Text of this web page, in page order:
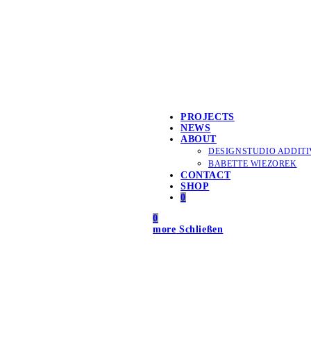
PROJECTS
NEWS
ABOUT
DESIGNSTUDIO
BABETTE WIEZOREK
CONTACT
SHOP
0
0
more Schließen